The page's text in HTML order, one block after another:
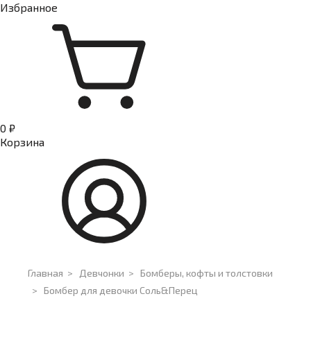
Избранное
0 ₽
Корзина
Главная > Девчонки > Бомберы, кофты и толстовки
> Бомбер для девочки Соль&Перец